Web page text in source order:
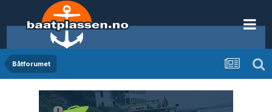
Båtforumet